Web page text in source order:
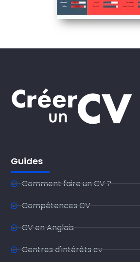
Guides
Comment faire un CV ?
Compétences CV
CV en Anglais
Centres d'intérêts cv